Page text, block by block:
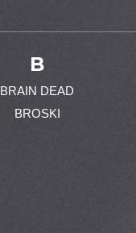
B
BRAIN DEAD
BROSKI